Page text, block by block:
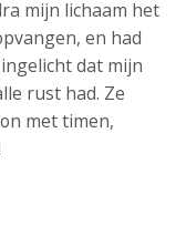
mijn lichaam het
en had
dat mijn
rust had. Ze
met timen,